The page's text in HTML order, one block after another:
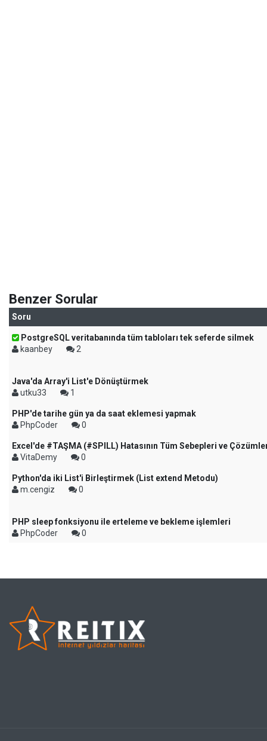
Benzer Sorular
Soru
PostgreSQL veritabanında tüm tabloları tek seferde silmek
kaanbey
2
Java'da Array'i List'e Dönüştürmek
utku33
1
PHP'de tarihe gün ya da saat eklemesi yapmak
PhpCoder
0
Excel'de #TAŞMA (#SPILL) Hatasının Tüm Sebepleri ve
VitaDemy
0
Python'da iki List'i Birleştirmek (List extend Metodu)
m.cengiz
0
PHP sleep fonksiyonu ile erteleme ve bekleme işlemleri
PhpCoder
0